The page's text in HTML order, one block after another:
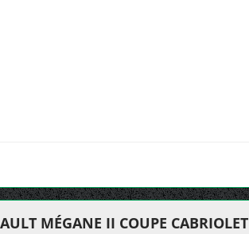
MÉGANE II COUPE CABRIOLET